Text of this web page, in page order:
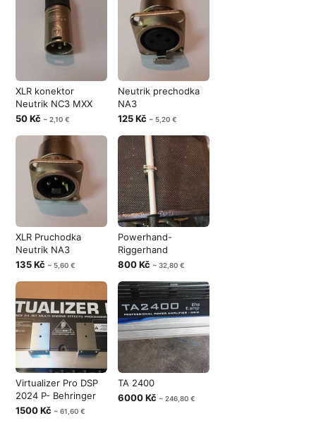
XLR konektor
Neutrik NC3 MXX
50 Kč ~ 2,10 €
Neutrik prechodka
NA3
125 Kč ~ 5,20 €
XLR Pruchodka
Neutrik NA3
135 Kč ~ 5,60 €
Powerhand-
Riggerhand
800 Kč ~ 32,80 €
Virtualizer Pro DSP
2024 P- Behringer
1500 Kč ~ 61,60 €
TA 2400
6000 Kč ~ 246,80 €